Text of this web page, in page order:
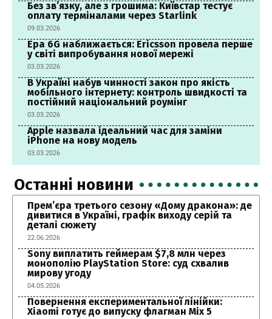
Без зв’язку, але з грошима: Київстар тестує
оплату терміналами через Starlink
09.03.2026
Ера 6G наближається: Ericsson провела перше
у світі випробування нової мережі
03.03.2026
В Україні набув чинності закон про якість
мобільного інтернету: контроль швидкості та
постійний національний роумінг
03.03.2026
Apple назвала ідеальний час для заміни
iPhone на нову модель
03.03.2026
Останні новини
Прем’єра третього сезону «Дому дракона»: де
дивитися в Україні, графік виходу серій та
деталі сюжету
22.06.2026
Sony виплатить геймерам $7,8 млн через
монополію PlayStation Store: суд схвалив
мирову угоду
04.05.2026
Повернення експериментальної лінійки:
Xiaomi готує до випуску флагман Mix 5